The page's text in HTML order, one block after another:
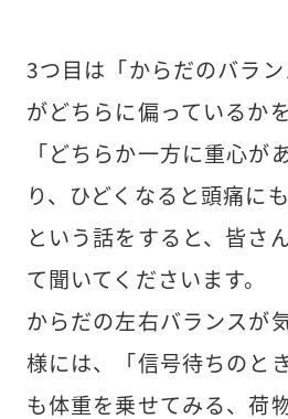
3つ目は「からだのバラ
がどちらに偏っているか
「どちらか一方に重心が
り、ひどくなると頭痛に
という話をすると、皆さ
て聞いてくださいます。
からだの左右バランスが
様には、「信号待ちのと
も体重を乗せてみる、荷